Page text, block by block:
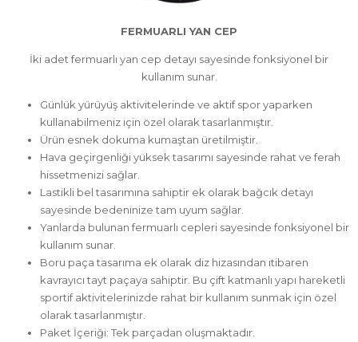
FERMUARLI YAN CEP
İki adet fermuarlı yan cep detayı sayesinde fonksiyonel bir
kullanım sunar.
Günlük yürüyüş aktivitelerinde ve aktif spor yaparken
kullanabilmeniz için özel olarak tasarlanmıştır.
Ürün esnek dokuma kumaştan üretilmiştir.
Hava geçirgenliği yüksek tasarımı sayesinde rahat ve ferah
hissetmenizi sağlar.
Lastikli bel tasarımına sahiptir ek olarak bağcık detayı
sayesinde bedeninize tam uyum sağlar.
Yanlarda bulunan fermuarlı cepleri sayesinde fonksiyonel bir
kullanım sunar.
Boru paça tasarıma ek olarak diz hizasından itibaren
kavrayıcı tayt paçaya sahiptir. Bu çift katmanlı yapı hareketli
sportif aktivitelerinizde rahat bir kullanım sunmak için özel
olarak tasarlanmıştır.
Paket İçeriği: Tek parçadan oluşmaktadır.